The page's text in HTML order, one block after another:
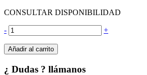
CONSULTAR DISPONIBILIDAD
- +
Añadir al carrito
¿ Dudas ? llámanos